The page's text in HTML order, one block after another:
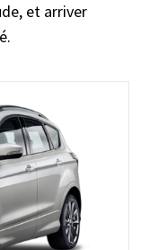
et arriver